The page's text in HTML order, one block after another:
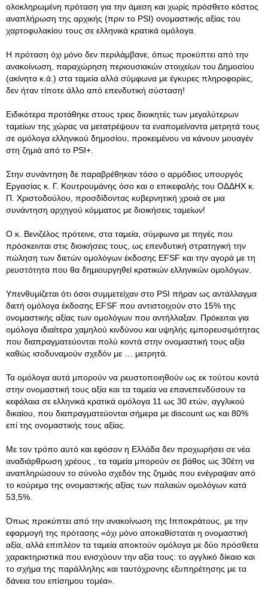
ολοκληρωμένη πρόταση για την άμεση και χωρίς πρόσθετο κόστος
αναπλήρωση της αρχικής (πριν το PSI) ονομαστικής αξίας του
χαρτοφυλακίου τους σε ελληνικά κρατικά ομόλογα.
Η πρόταση όχι μόνο δεν περιλάμβανε, όπως προκύπτει από την
ανακοίνωση, παραχώρηση περιουσιακών στοιχείων του Δημοσίου
(ακίνητα κ.ά.) στα ταμεία αλλά σύμφωνα με έγκυρες πληροφορίες,
δεν ήταν τίποτε άλλο από επενδυτική σύσταση!
Ειδικότερα προτάθηκε στους τρεις διοικητές των μεγαλύτερων
ταμείων της χώρας να μετατρέψουν τα εναπομείναντα μετρητά τους
σε ομόλογα ελληνικού δημοσίου, προκειμένου να κάνουν μουαγέν
στη ζημιά από το PSI+.
Στην συνάντηση δε παραβρέθηκαν τόσο ο αρμόδιος υπουργός
Εργασίας κ. Γ. Κουτρουμάνης όσο και ο επικεφαλής του ΟΔΔΗΧ κ.
Π. Χριστοδούλου, προσδίδοντας κυβερνητική χροιά σε μια
συνάντηση αρχηγού κόμματος με διοικήσεις ταμείων!
Ο κ. Βενιζέλος πρότεινε, στα ταμεία, σύμφωνα με πηγές που
πρόσκεινται στις διοικήσεις τους, ως επενδυτική στρατηγική την
πώληση των διετών ομολόγων έκδοσης EFSF και την αγορά με τη
ρευστότητα που θα δημιουργηθεί κρατικών ελληνικών ομολόγων.
Υπενθυμίζεται ότι όσοι συμμετείχαν στο PSI πήραν ως αντάλλαγμα
διετή ομόλογα έκδοσης EFSF που αντιστοιχούν στο 15% της
ονομαστικής αξίας των ομολόγων που αντήλλαξαν. Πρόκειται για
ομόλογα ιδιαίτερα χαμηλού κινδύνου και υψηλής εμπορευσιμότητας
που διαπραγματεύονται πολύ κοντά στην ονομαστική τους αξία
καθώς ισοδυναμούν σχεδόν με … μετρητά.
Τα ομόλογα αυτά μπορούν να ρευστοποιηθούν ως εκ τούτου κοντά
στην ονομαστική τους αξία και τα ταμεία να επανεπενδύσουν τα
κεφάλαια σε ελληνικά κρατικά ομόλογα 11 ως 30 ετών, αγγλικού
δικαίου, που διαπραγματεύονται σήμερα με discount ως και 80%
επί της ονομαστικής τους αξίας.
Με τον τρόπο αυτό και εφόσον η Ελλάδα δεν προχωρήσει σε νέα
αναδιάρθρωση χρέους , τα ταμεία μπορούν σε βάθος ως 30έτη να
αναπληρώσουν το σύνολο σχεδόν της ζημιάς που ενέγραψαν από
το κούρεμα της ονομαστικής αξίας των παλαιών ομολόγων κατά
53,5%.
Όπως προκύπτει από την ανακοίνωση της Ιπποκράτους, με την
εφαρμογή της πρότασης «όχι μόνο αποκαθίσταται η ονομαστική
αξία, αλλά επιπλέον τα ταμεία αποκτούν ομόλογα με δύο πρόσθετα
χαρακτηριστικά που ενισχύουν την αξία τους: το αγγλικό δίκαιο και
το σχήμα της παράλληλης και ταυτόχρονης εξυπηρέτησης με τα
δάνεια του επίσημου τομέα».